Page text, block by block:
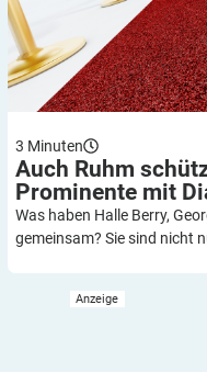
3 Minuten
Auch Ruhm
Prominente mit
Was haben Halle Berry,
gemeinsam? Sie sind nicht